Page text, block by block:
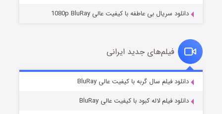
قسمت۷ (زیرنویس) منتشر شد
دانلود سریال بی عاطفه با کیفیت عالی 1080p BluRay
فیلم‌های جدید ایرانی
دانلود فیلم سال گربه با کیفیت عالی BluRay
دانلود فیلم لاله کبود با کیفیت عالی BluRay